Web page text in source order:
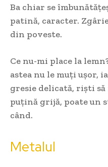
Ba chiar se
patină, caracter.
din poveste.
Ce nu-mi place la
astea nu le muți ușor,
gresie delicată, riști să
puțină grijă, poate un
când.
Metalul